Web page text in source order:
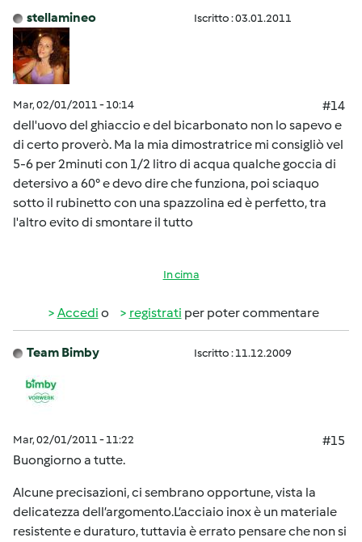
stellamineo Iscritto : 03.01.2011
Mar, 02/01/2011 - 10:14
#14
dell'uovo del ghiaccio e del bicarbonato non lo sapevo e
di certo proverò. Ma la mia dimostratrice mi consigliò vel
5-6 per 2minuti con 1/2 litro di acqua qualche goccia di
detersivo a 60° e devo dire che funziona, poi sciaquo
sotto il rubinetto con una spazzolina ed è perfetto, tra
l'altro evito di smontare il tutto
In cima
Accedi o registrati per poter commentare
Team Bimby Iscritto : 11.12.2009
Mar, 02/01/2011 - 11:22
#15
Buongiorno a tutte.
Alcune precisazioni, ci sembrano opportune, vista la
delicatezza dell’argomento.L’acciaio inox è un materiale
resistente e duraturo, tuttavia è errato pensare che non si